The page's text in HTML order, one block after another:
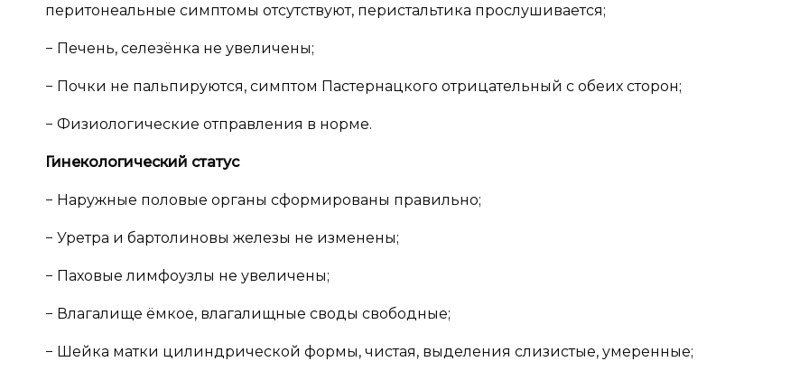
перитонеальные симптомы отсутствуют, перистальтика прослушивается;
− Печень, селезёнка не увеличены;
− Почки не пальпируются, симптом Пастернацкого отрицательный с обеих сторон;
− Физиологические отправления в норме.
Гинекологический статус
− Наружные половые органы сформированы правильно;
− Уретра и бартолиновы железы не изменены;
− Паховые лимфоузлы не увеличены;
− Влагалище ёмкое, влагалищные своды свободные;
− Шейка матки цилиндрической формы, чистая, выделения слизистые, умеренные;